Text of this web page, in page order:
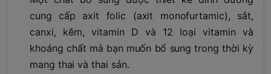
cung cấp axit folic (axit monofurtamic), sắt,
canxi, kẽm, vitamin D và 12 loại vitamin và
khoáng chất mà bạn muốn bổ sung trong thời kỳ
mang thai và thai sản.